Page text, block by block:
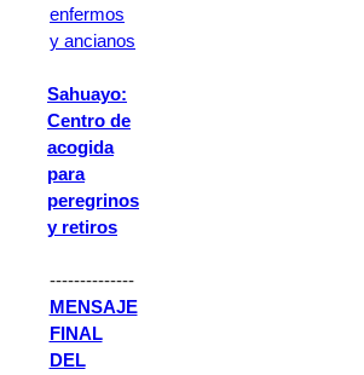
enfermos
y ancianos
Sahuayo:
Centro de
acogida
para
peregrinos
y retiros
--------------
MENSAJE
FINAL
DEL